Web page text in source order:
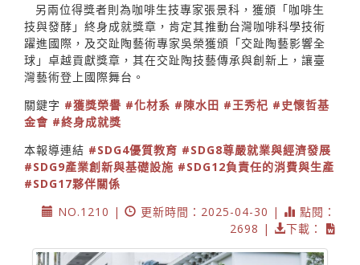
另兩位得獎者則為咖啡生技專家張景科，獲頒「咖啡生
技與發酵」終身成就獎章，肯定其推動台灣咖啡科學技術
躍進國際，及交趾陶藝術專家吳榮獲頒「交趾陶藝影響全
球」卓越貢獻獎章，其在交趾陶技藝傳承與創新上，讓臺
灣藝術登上國際舞台。
關鍵字 #獲獎榮譽 #化材系 #陳水田 #王秀杞 #史懷哲基
金會 #終身成就獎
本報導連結 #SDG4優質教育 #SDG8尊嚴就業與經濟發展
#SDG9產業創新與基礎設施 #SDG12負責任的消費與生產
#SDG17夥伴關係
NO.1210 |
更新時間：2025-04-30 |
點閱：
2698 |
下載：